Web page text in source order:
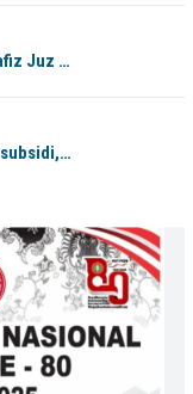
Juz …